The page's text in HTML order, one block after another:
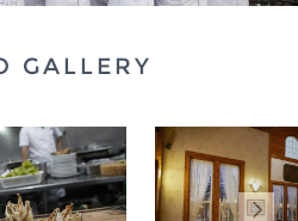
GALLERY